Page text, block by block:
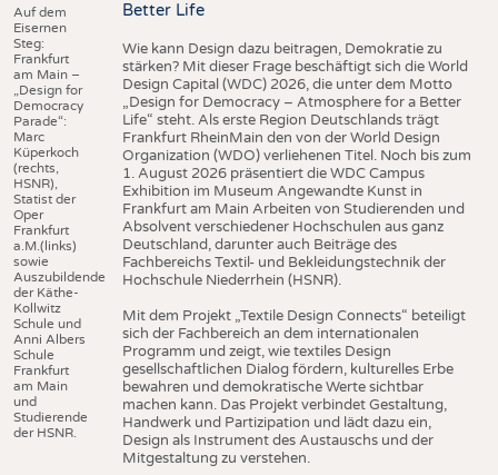
Auf dem
Eisernen
Steg:
Frankfurt
am Main –
„Design for
Democracy
Parade“:
Marc
Küperkoch
(rechts,
HSNR),
Statist der
Oper
Frankfurt
a.M.(links)
sowie
Auszubildende
der Käthe-
Kollwitz
Schule und
Anni Albers
Schule
Frankfurt
am Main
und
Studierende
der HSNR.
Better Life
Wie kann Design dazu beitragen, Demokratie zu
stärken? Mit dieser Frage beschäftigt sich die World
Design Capital (WDC) 2026, die unter dem Motto
„Design for Democracy – Atmosphere for a Better
Life“ steht. Als erste Region Deutschlands trägt
Frankfurt RheinMain den von der World Design
Organization (WDO) verliehenen Titel. Noch bis zum
1. August 2026 präsentiert die WDC Campus
Exhibition im Museum Angewandte Kunst in
Frankfurt am Main Arbeiten von Studierenden und
Absolvent verschiedener Hochschulen aus ganz
Deutschland, darunter auch Beiträge des
Fachbereichs Textil- und Bekleidungstechnik der
Hochschule Niederrhein (HSNR).
Mit dem Projekt „Textile Design Connects“ beteiligt
sich der Fachbereich an dem internationalen
Programm und zeigt, wie textiles Design
gesellschaftlichen Dialog fördern, kulturelles Erbe
bewahren und demokratische Werte sichtbar
machen kann. Das Projekt verbindet Gestaltung,
Handwerk und Partizipation und lädt dazu ein,
Design als Instrument des Austauschs und der
Mitgestaltung zu verstehen.